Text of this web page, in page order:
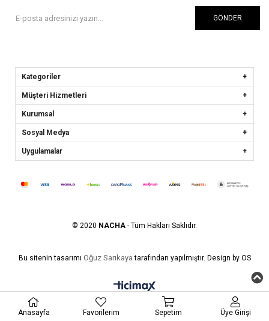
GÖNDER
Kategoriler
Müşteri Hizmetleri
Kurumsal
Sosyal Medya
Uygulamalar
© 2020 NACHA - Tüm Hakları Saklıdır.
Bu sitenin tasarımı Oğuz Sarıkaya tarafından yapılmıştır. Design by OS
Anasayfa Favorilerim Sepetim Üye Girişi